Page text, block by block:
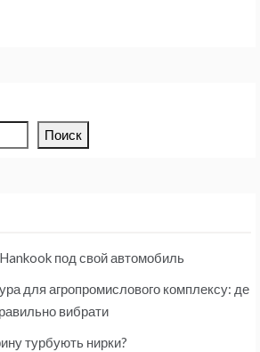
Поиск
под свой автомобиль
для агропромислового комплексу: де
вибрати
турбують нирки?